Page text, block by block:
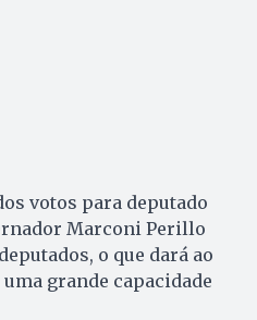
votos para deputado
Marconi Perillo
o que dará ao
grande capacidade